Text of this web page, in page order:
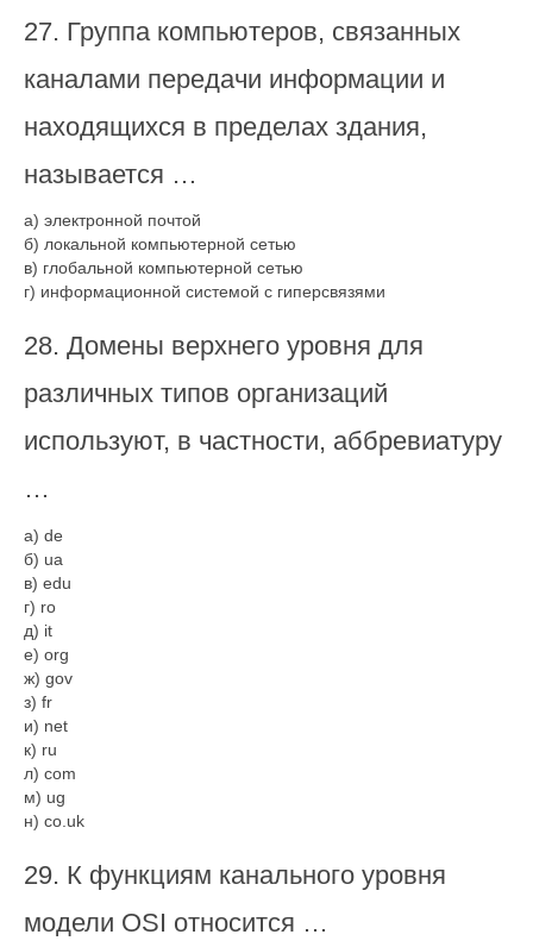
27. Группа компьютеров, связанных
каналами передачи информации и
находящихся в пределах здания,
называется …
а) электронной почтой
б) локальной компьютерной сетью
в) глобальной компьютерной сетью
г) информационной системой с гиперсвязями
28. Домены верхнего уровня для
различных типов организаций
используют, в частности, аббревиатуру
…
а) de
б) ua
в) edu
г) ro
д) it
е) org
ж) gov
з) fr
и) net
к) ru
л) com
м) ug
н) co.uk
29. К функциям канального уровня
модели OSI относится …